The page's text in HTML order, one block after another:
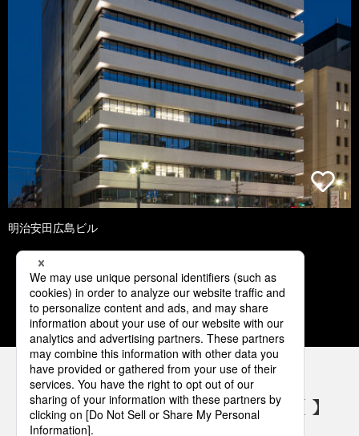
明治安田広島ビル
1 2 3 4 5
パナソニックの電気設備 SNSアカウント